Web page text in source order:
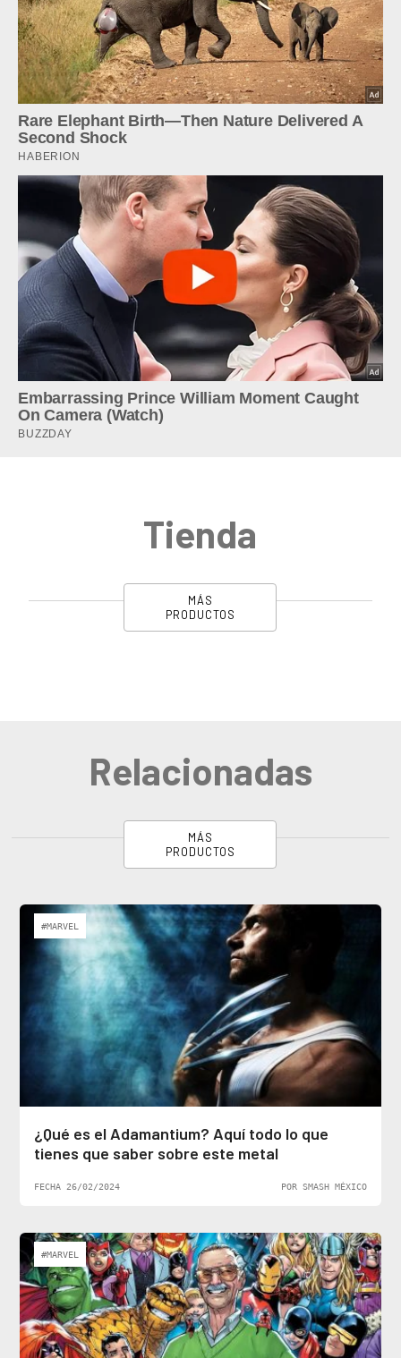
Tienda
MÁS
PRODUCTOS
Relacionadas
MÁS
PRODUCTOS
#MARVEL
¿Qué es el Adamantium? Aquí todo lo que
tienes que saber sobre este metal
FECHA 26/02/2024 POR SMASH MÉXICO
#MARVEL